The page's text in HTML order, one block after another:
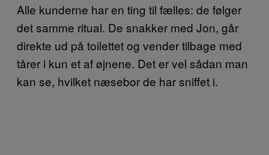
Alle kunderne har en ting til fælles: de følger
det samme ritual. De snakker med Jon, går
direkte ud på toilettet og vender tilbage med
tårer i kun et af øjnene. Det er vel sådan man
kan se, hvilket næsebor de har sniffet i.